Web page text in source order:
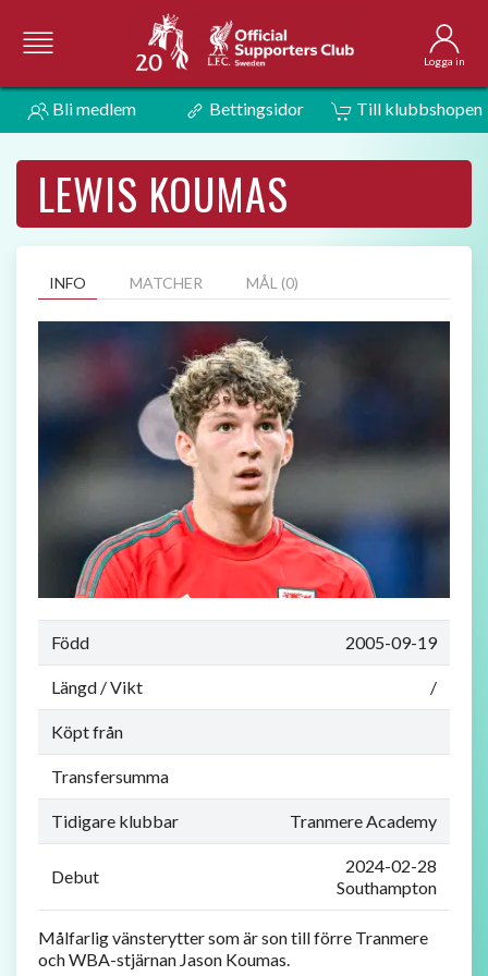
Logga in
Bli medlem Bettingsidor Till klubbshopen
LEWIS KOUMAS
INFO MATCHER MÅL (0)
Född 2005-09-19
Längd / Vikt /
Köpt från
Transfersumma
Tidigare klubbar Tranmere Academy
Debut
2024-02-28
Southampton
Målfarlig vänsterytter som är son till förre Tranmere
och WBA-stjärnan Jason Koumas.